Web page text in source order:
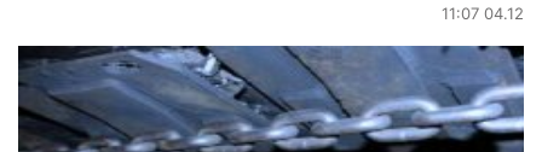
11:07 04.12